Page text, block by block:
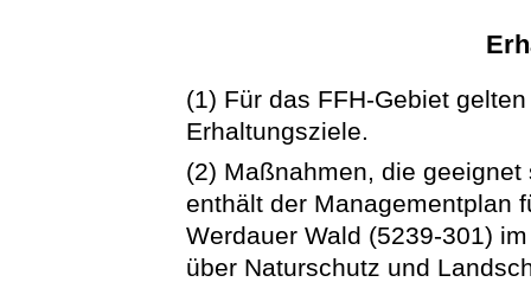
(1) Für das FFH-Gebiet
Erhaltungsziele.
(2) Maßnahmen, die
enthält der Managementplan
Werdauer Wald (5239-301)
über Naturschutz und